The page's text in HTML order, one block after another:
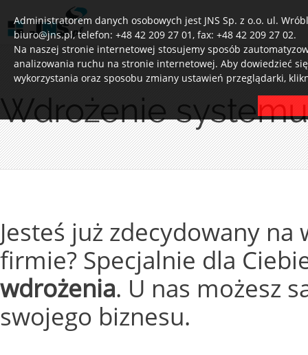
Administratorem danych osobowych jest JNS Sp. z o.o. ul.
biuro@jns.pl, telefon: +48 42 209 27 01, fax: +48 42 209 27 02.
Na naszej stronie internetowej stosujemy sposób
analizowania ruchu na stronie internetowej. Aby dowiedzieć
wykorzystania oraz sposobu zmiany ustawień przeglądarki,
Wdrożenie
Jesteś już zdecydowany
firmie? Specjalnie dla
wdrożenia. U nas możesz
swojego biznesu.